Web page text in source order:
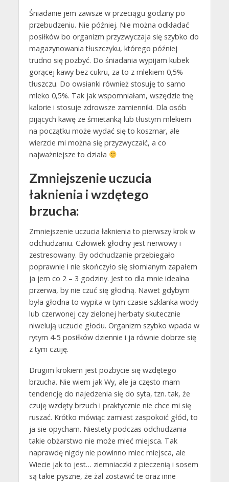
Śniadanie jem zawsze w przeciągu godziny po
przebudzeniu. Nie później. Nie można odkładać
posiłków bo organizm przyzwyczaja się szybko do
magazynowania tłuszczyku, którego później
trudno się pozbyć. Do śniadania wypijam kubek
gorącej kawy bez cukru, za to z mlekiem 0,5%
tłuszczu. Do owsianki również stosuję to samo
mleko 0,5%. Tak jak wspomniałam, wszędzie tnę
kalorie i stosuje zdrowsze zamienniki. Dla osób
pijących kawę ze śmietanką lub tłustym mlekiem
na początku może wydać się to koszmar, ale
wierzcie mi można się przyzwyczaić, a co
najważniejsze to działa
Zmniejszenie uczucia
łaknienia i wzdętego
brzucha:
Zmniejszenie uczucia łaknienia to pierwszy krok w
odchudzaniu. Człowiek głodny jest nerwowy i
zestresowany. By odchudzanie przebiegało
poprawnie i nie skończyło się słomianym zapałem
ja jem co 2 – 3 godziny. Jest to dla mnie idealna
przerwa, by nie czuć się głodną. Nawet gdybym
była głodna to wypita w tym czasie szklanka wody
lub czerwonej czy zielonej herbaty skutecznie
niwelują uczucie głodu. Organizm szybko wpada w
rytym 4-5 posiłków dziennie i ja równie dobrze się
z tym czuję.
Drugim krokiem jest pozbycie się wzdętego
brzucha. Nie wiem jak Wy, ale ja często mam
tendencję do najedzenia się do syta, tzn. tak, że
czuję wzdęty brzuch i praktycznie nie chce mi się
ruszać. Krótko mówiąc zamiast zaspokoić głód, to
ja sie opycham. Niestety podczas odchudzania
takie obżarstwo nie może mieć miejsca. Tak
naprawdę nigdy nie powinno miec miejsca, ale
Wiecie jak to jest… ziemniaczki z pieczenią i sosem
są takie pyszne, że żal zostawić te oraz inne